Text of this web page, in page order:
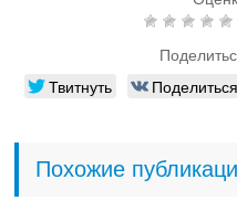
Твитнуть Поделиться
Похожие